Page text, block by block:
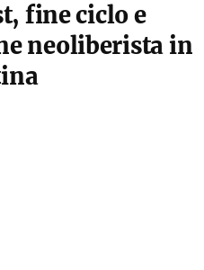
fine ciclo e
neoliberista in